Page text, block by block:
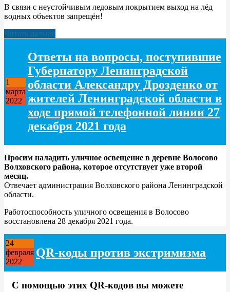
В связи с неустойчивым ледовым покрытием выход на лёд
водных объектов запрещён!
Читать дальше
1
марта
2022
Ответы на вопросы, поступившие
Губернатору Ленинградской
области Александру Дрозденко от
жителей Ленинградской области в
ходе прямой телефонной линии 27
декабря 2021 года
Просим наладить уличное освещение в деревне Волосово
Волховского района, которое отсутствует уже второй
месяц.
Отвечает администрация Волховского района Ленинградской
области.
Работоспособность уличного освещения в Волосово
восстановлена 28 декабря 2021 года.
24
февраля
2022
QR-коды против экстримизма
С помощью этих QR-кодов вы можете